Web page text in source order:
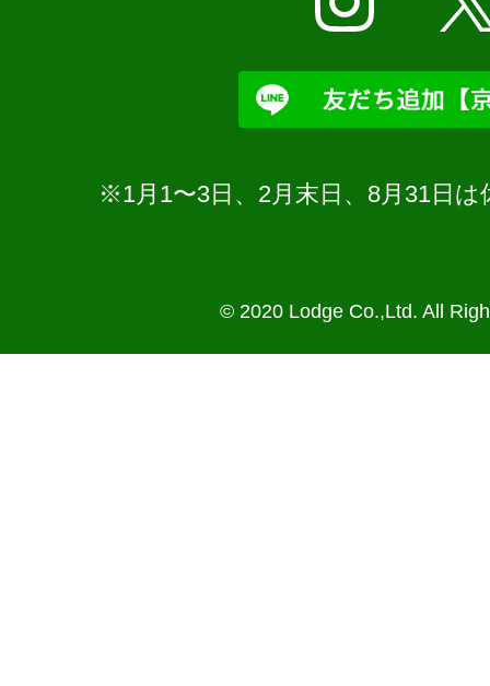
※1月1〜3日、2月末日、8月31日
© 2020 Lodge Co.,Ltd. All